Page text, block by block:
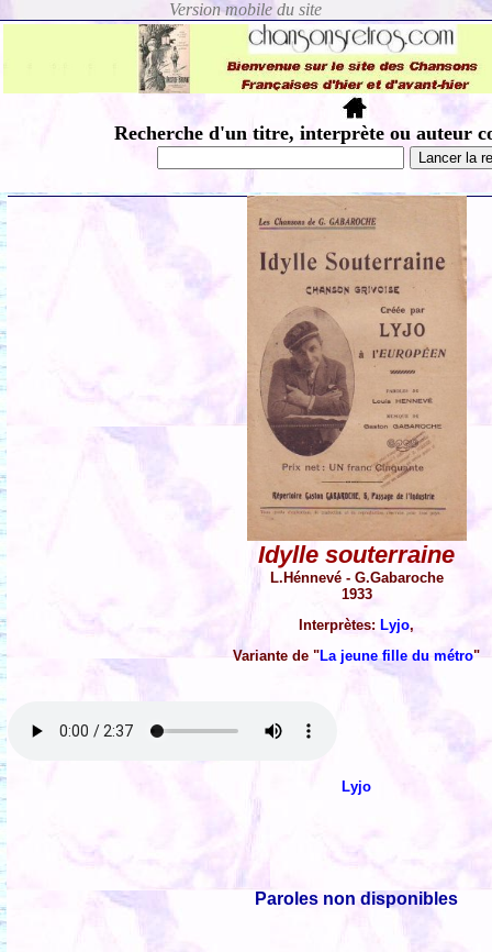
Recherche d'un titre, interprète ou auteur
Idylle souterraine
L.Hénnevé - G.Gabaroche
1933
Interprètes: Lyjo,
Variante de "La jeune fille du métro"
Lyjo
Paroles non disponibles